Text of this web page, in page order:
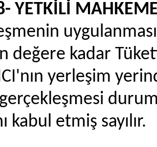
YETKİLİ
değere kadar
yerleşim
kabul etmiş sayılır.